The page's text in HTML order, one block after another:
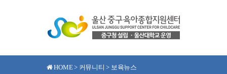
HOME > 커뮤니티 > 보육뉴스